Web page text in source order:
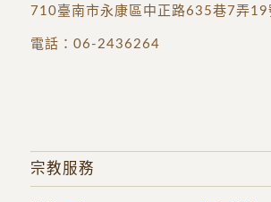
710臺南市永康區中正路635巷7弄19
電話： 06-2436264
宗教服務